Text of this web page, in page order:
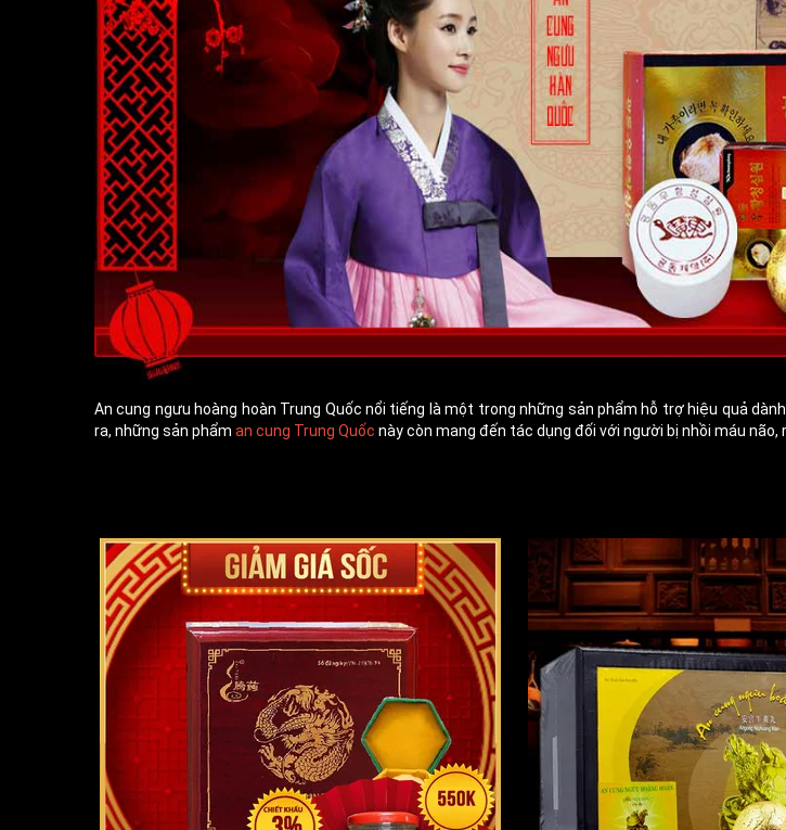
An cung ngưu hoàng hoàn Trung Quốc nổi tiếng là một trong những sản phẩm hỗ trợ hiệu quả
ra, những sản phẩm an cung Trung Quốc này còn mang đến tác dụng đối với người bị nhồi máu não,